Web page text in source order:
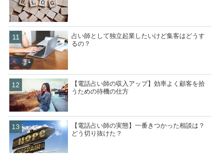
占い師として独立起業したいけど集客はどうす
るの？
【電話占い師の収入アップ】効率よく顧客を拾
うための待機の仕方
【電話占い師の実態】一番きつかった相談は？
どう切り抜けた？